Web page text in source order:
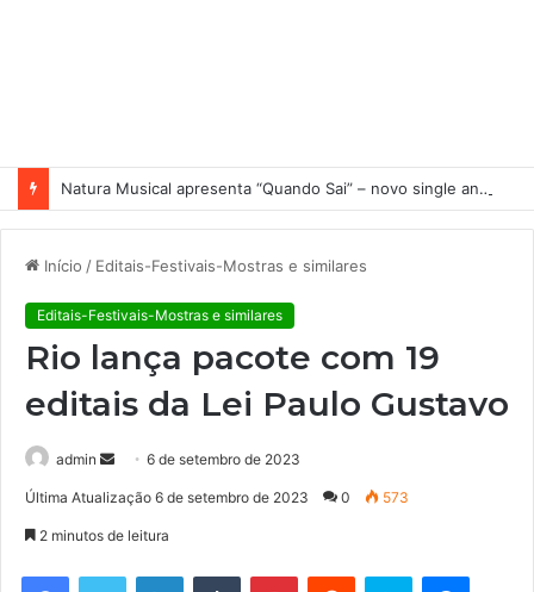
Natura Musical apresenta “Quando Sai” – novo single antecipa estreia do primeiro álbum solo de Elisa Maia
Início / Editais-Festivais-Mostras e similares
Editais-Festivais-Mostras e similares
Rio lança pacote com 19
editais da Lei Paulo Gustavo
admin
d
e
6 de setembro de 2023
Última Atualização 6 de setembro de 2023 0 573
2 minutos de leitura